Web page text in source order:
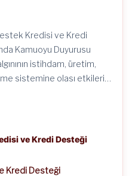
Kredisi ve Kredi
Kamuoyu Duyurusu
istihdam, üretim,
sistemine olası etkileri…
ve Kredi Desteği
Kredi Desteği